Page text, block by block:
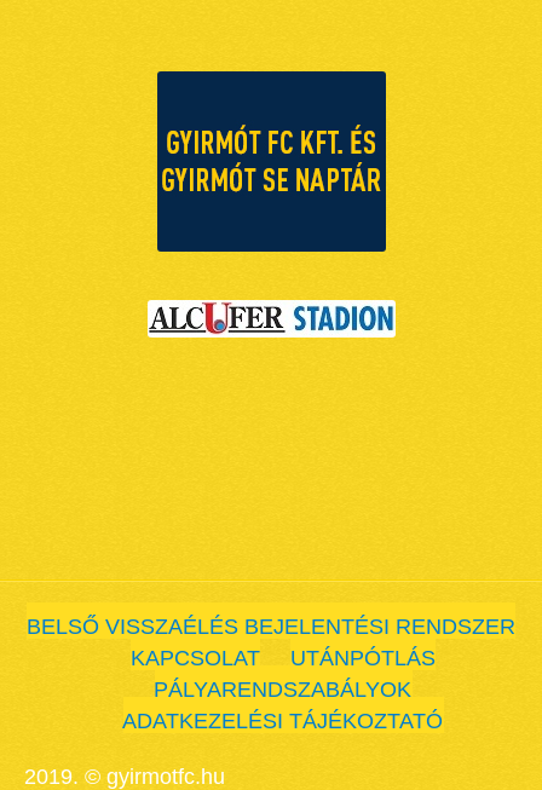
BELSŐ VISSZAÉLÉS BEJELENTÉSI RENDSZER
KAPCSOLAT
UTÁNPÓTLÁS
PÁLYARENDSZABÁLYOK
ADATKEZELÉSI TÁJÉKOZTATÓ
2019. © gyirmotfc.hu